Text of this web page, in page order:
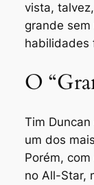
vista,
grande
habilidades
O
Tim Duncan
um dos
Porém,
no All-Star,